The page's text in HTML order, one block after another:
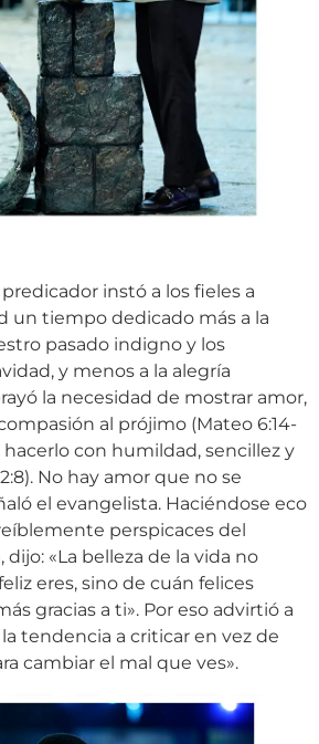
instó a los fieles a
un tiempo dedicado más a la
pasado indigno y los
y menos a la alegría
la necesidad de mostrar amor,
al prójimo (Mateo 6:14-
hacerlo con humildad, sencillez y
No hay amor que no se
el evangelista. Haciéndose eco
perspicaces del
dijo: «La belleza de la vida no
eres, sino de cuán felices
gracias a ti». Por eso advirtió a
la tendencia a criticar en vez de
cambiar el mal que ves».